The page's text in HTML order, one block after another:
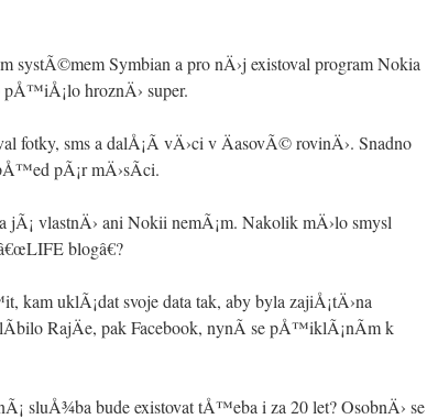
systÃ©mem Symbian a pro nÄ›j existoval program Nokia
hroznÄ› super.
fotky, sms a dalÅ¡Ã­ vÄ›ci v ÄasovÃ© rovinÄ›. Snadno
pÃ¡r mÄ›sÃ­ci.
vlastnÄ› ani Nokii nemÃ¡m. Nakolik mÄ›lo smysl
blogâ€?
uklÃ¡dat svoje data tak, aby byla zajiÅ¡tÄ›na
RajÄe, pak Facebook, nynÃ­ se pÅ™iklÃ¡nÃ­m k
sluÅ¾ba bude existovat tÅ™eba i za 20 let? OsobnÄ› se